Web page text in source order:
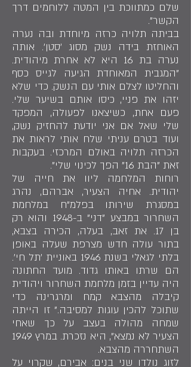
שלם כמתווכת בין המטה ללוחמים דרך
הקשר".
בביתה תלויה כרזה מיוחדת ובה נערה
האוחזת בידה נשק מסוג 'סטן'. אותה
נערה בת 16 היא לא אחרת מיהודית.
"המגבית המאוחדת הגיעה לגייס כסף
והחליטו לצלם אותי עם הנשק. כדי שלא
יזהו את פניי, כיסו אותם בשיער שלי.
פעם אחת, כשיצאנו לפעולה, המפקד
שלי שאל אם אני יודעת להחזיק נשק,
ועוד בטרם עניתי שלח אותי לראות את
הכרזה תלויה באולם המרכזי. בעקבות
זאת "הבת 16" הפך לכינוי שלי".
רוחות המלחמה ליוו את חייה של
יהודית. אחיה הצעיר, אברהם, נהרג
במסגרת שירותו בפלמ"ח במלחמת
השחרור במבצע "דני" ב-1948 והוא רק
בן 17. את זאב, בעלה, הכירה בצבא,
בתור עולה חדש מצרפת שעלה באופן
בלתי לגאלי בשנת 1946 באוניית 'תל חי'.
הם שרתו באותו גדוד. מועד החתונה
היה עדיין בזמן מלחמת השחרור ויהודית
קיבלה מהצבא קמח ומרגרינה כדי
שתוכל להכין עוגות למסיבה." זו הייתה
שמחה מהולה בעצב על כך שאחי
הצעיר לא נמצא", היא נזכרת. במרץ 1949
השתחררה מהצבא.
לזוג נולדו שני בנים: אבירם, שקרוי על